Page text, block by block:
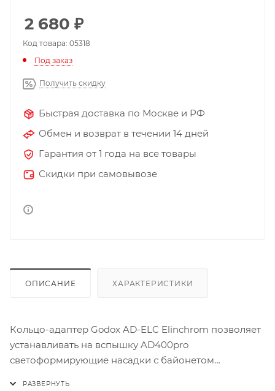
2 680 ₽
Код товара: 05318
Под заказ
Получить скидку
Быстрая доставка по Москве и РФ
Обмен и возврат в течении 14 дней
Гарантия от 1 года на все товары
Скидки при самовывозе
ОПИСАНИЕ ХАРАКТЕРИСТИКИ
Кольцо-адаптер Godox AD-ELC Elinchrom позволяет
устанавливать на вспышку AD400pro
светоформирующие насадки с байонетом